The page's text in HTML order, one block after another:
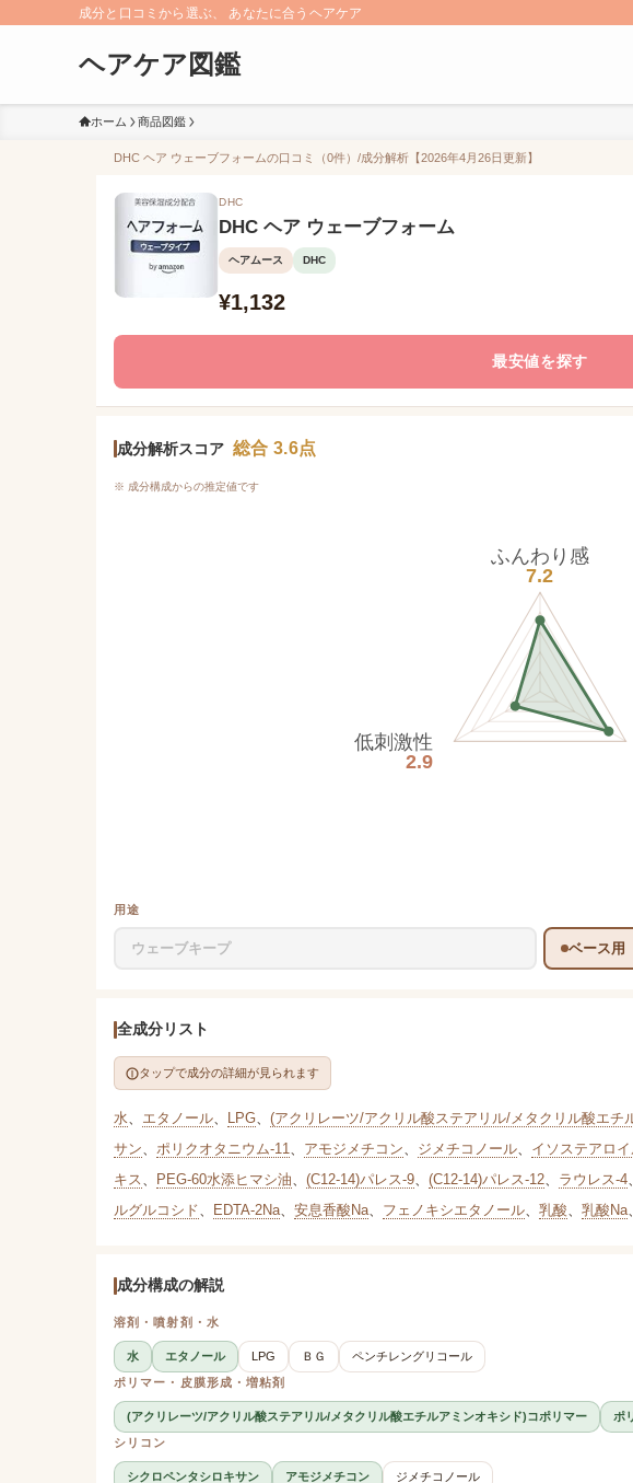
成分と口コミから選ぶ、 あなたに合うヘアケア
ヘアケア図鑑
ホーム 商品図鑑
DHC ヘア ウェーブフォームの口コミ（0件）/成分解析【2026年4月26日更新】
DHC
DHC ヘア ウェーブフォーム
ヘアムース DHC
¥1,132
最安値を探す
成分解析スコア 総合 3.6点
※ 成分構成からの推定値です
ふんわり感
7.2
低刺激性
2.9
用途
ウェーブキープ ベース用
全成分リスト
タップで成分の詳細が見られます
水、 エタノール、 LPG、 (アクリレーツ/アクリル酸ステアリル/メタクリル酸エチ
サン、 ポリクオタニウム-11、 アモジメチコン、 ジメチコノール、 イソステアロ
キス、 PEG-60水添ヒマシ油、 (C12-14)パレス-9、 (C12-14)パレス-12、 ラウレス-4、
ルグルコシド、 EDTA-2Na、 安息香酸Na、 フェノキシエタノール、 乳酸、 乳酸Na、
成分構成の解説
溶剤・噴射剤・水
水 エタノール LPG ＢＧ
ペンチレングリコール
ポリマー・皮膜形成・増粘剤
(アクリレーツ/アクリル酸ステアリル/メタクリル酸エチルアミンオキシド)コポリマー
ポ
シリコン
シクロペンタシロキサン アモジメチコン
ジメチコノール